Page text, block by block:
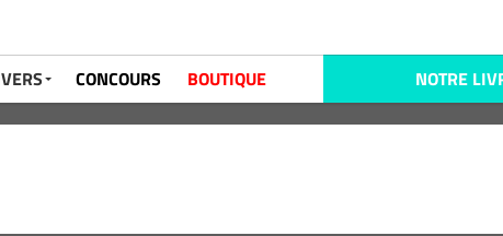
CONCOURS BOUTIQUE NOTRE